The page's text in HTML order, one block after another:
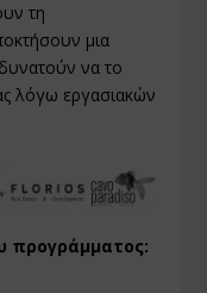
τη
μια
να το
λόγω εργασιακών
προγράμματος: